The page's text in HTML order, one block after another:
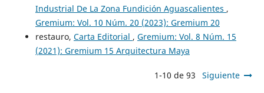
Industrial De La Zona Fundición Aguascalientes ,
Gremium: Vol. 10 Núm. 20 (2023): Gremium 20
restauro, Carta Editorial , Gremium: Vol. 8 Núm. 15
(2021): Gremium 15 Arquitectura Maya
1-10 de 93 Siguiente